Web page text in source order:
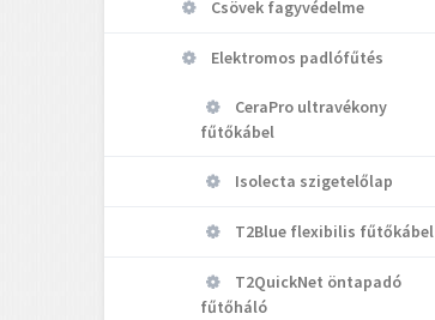
Csövek fagyvédelme
Elektromos padlófűtés
CeraPro ultravékony
fűtőkábel
Isolecta szigetelőlap
T2Blue flexibilis fűtőkábel
T2QuickNet öntapadó
fűtőháló